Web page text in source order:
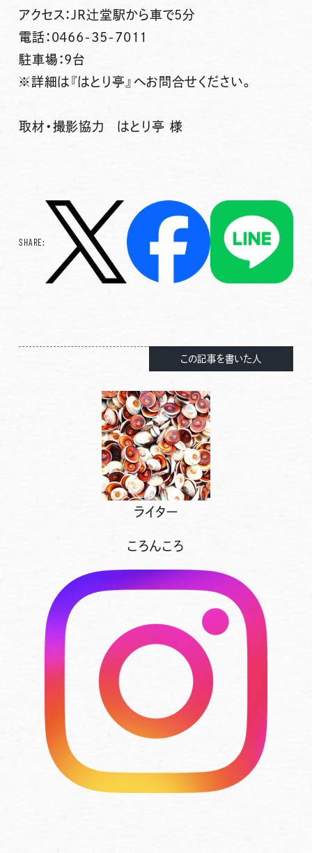
アクセス：JR辻堂駅から車で5分
電話：0466-35-7011
駐車場：9台
※詳細は『はとり亭』へお問合せください。
取材・撮影協力 はとり亭 様
SHARE:
この記事を書いた人
ライター
ころんころ